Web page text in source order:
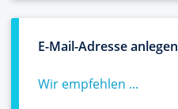
E-Mail-Adresse anlegen
Wir empfehlen ...